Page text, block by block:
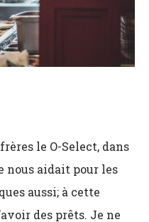
le O-Select, dans
nous aidait pour les
aussi; à cette
des prêts. Je ne